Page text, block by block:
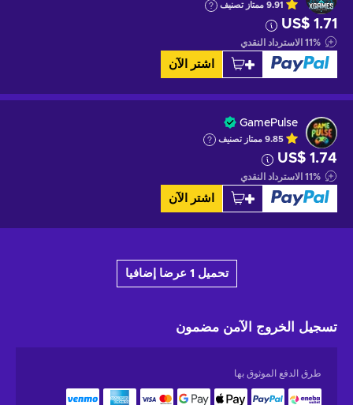
9.91 ممتاز تصنيف
US$ 1.71
11% الاسترداد النقدي
اشتر الآن
GamePulse
9.85 ممتاز تصنيف
US$ 1.74
11% الاسترداد النقدي
اشتر الآن
تحميل 1 عرضا إضافيا
تسجيل الخروج الآمن مضمون
طرق الدفع الموثوق بها